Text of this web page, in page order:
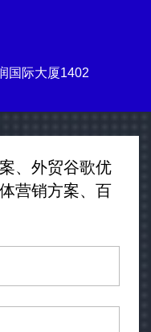
国际大厦1402
、外贸谷歌优
营销方案、百